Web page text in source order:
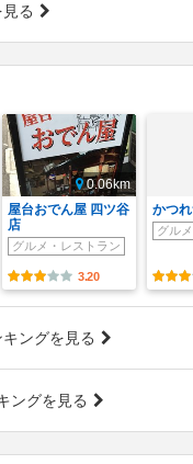
る
0.06km
屋台おでん屋 四ツ谷
店
グルメ・レストラン
3.20
かつ
グル
ングを見る
ングを見る